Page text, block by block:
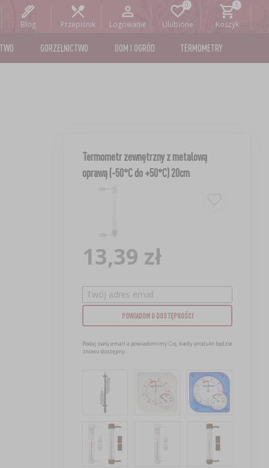
Blog Przepiśnik Logowanie Ulubione Koszyk
GORZELNICTWO DOM I OGRÓD TERMOMETRY
Termometr zewnętrzny z metalową
oprawą (-50°C do +50°C) 20cm
13,39 zł
POWIADOM O DOSTĘPNOŚCI
Podaj swój email a powiadomimy Cię, kiedy produkt będzie
znowu dostępny.